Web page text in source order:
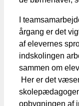
I
årgang er det
af elevernes
indskolingen
sammen om
Her er det
opbygningen af